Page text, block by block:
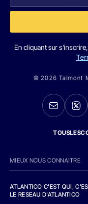
En cliquant sur
© 2026 Talmont
MIEUX NOUS CONNAITRE
ATLANTICO C'EST QUI,
LE RESEAU D'ATLANTICO